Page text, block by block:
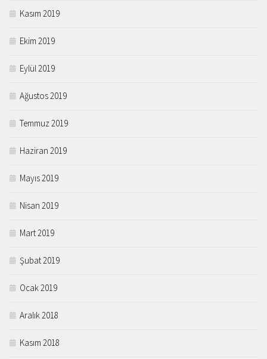
Kasım 2019
Ekim 2019
Eylül 2019
Ağustos 2019
Temmuz 2019
Haziran 2019
Mayıs 2019
Nisan 2019
Mart 2019
Şubat 2019
Ocak 2019
Aralık 2018
Kasım 2018